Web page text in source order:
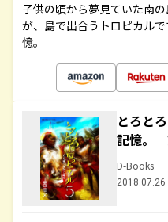
子供の頃から夢見ていた南
が、島で出合うトロピカル
憶。
とろと
記憶。
D-Books
2018.07.26